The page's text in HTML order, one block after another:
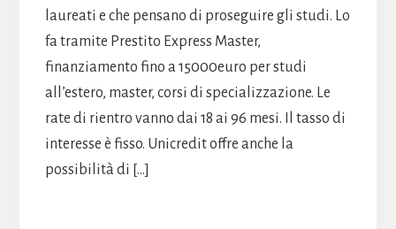
laureati e che pensano di proseguire gli studi. Lo
fa tramite Prestito Express Master,
finanziamento fino a 15000euro per studi
all’estero, master, corsi di specializzazione. Le
rate di rientro vanno dai 18 ai 96 mesi. Il tasso di
interesse è fisso. Unicredit offre anche la
possibilità di […]